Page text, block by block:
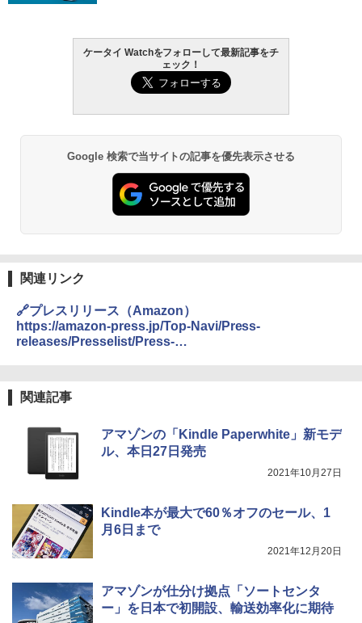
ケータイ Watchをフォローして最新記事をチ
ェック！
Google 検索で当サイトの記事を優先表示させる
関連リンク
🔗プレスリリース（Amazon）
https://amazon-press.jp/Top-Navi/Press-
releases/Presselist/Press-
関連記事
アマゾンの「Kindle Paperwhite」新モデ
ル、本日27日発売
2021年10月27日
Kindle本が最大で60％オフのセール、1
月6日まで
2021年12月20日
アマゾンが仕分け拠点「ソートセンタ
ー」を日本で初開設、輸送効率化に期待